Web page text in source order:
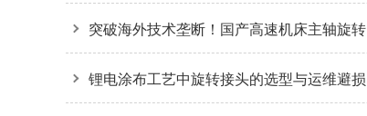
场拆解揭秘两大核心诱因
突破海外技术垄断！国产高速机床主轴旋转
接头36000转高转速自主可控
锂电涂布工艺中旋转接头的选型与运维避损